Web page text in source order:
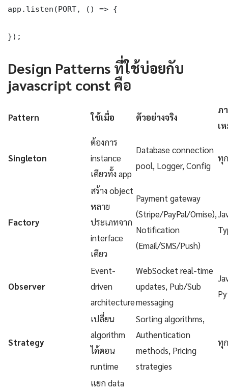
app.listen(PORT, () => {
});
Design Patterns ที่ใช้บ่อยกับ
javascript const คือ
Pattern ใช้เมื่อ ตัวอย่างจริง
ภ
เ
Singleton
ต้องการ
instance
เดียวทั้ง app
Database connection
pool, Logger, Config
ทุ
Factory
สร้าง object
หลาย
ประเภทจาก
interface
เดียว
Payment gateway
(Stripe/PayPal/Omise),
Notification
(Email/SMS/Push)
Observer
Event-
driven
architecture
WebSocket real-time
updates, Pub/Sub
messaging
Strategy
เปลี่ยน
algorithm
ได้ตอน
runtime
Sorting algorithms,
Authentication
methods, Pricing
strategies
ทุ
แยก data